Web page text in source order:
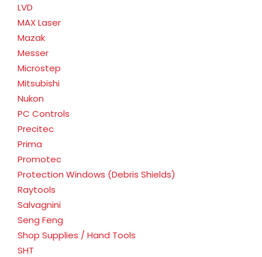
LVD
MAX Laser
Mazak
Messer
Microstep
Mitsubishi
Nukon
PC Controls
Precitec
Prima
Promotec
Protection Windows (Debris Shields)
Raytools
Salvagnini
Seng Feng
Shop Supplies / Hand Tools
SHT